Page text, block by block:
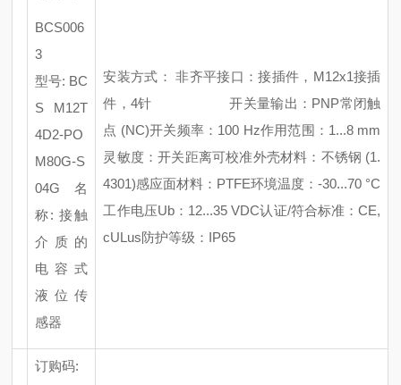
BCS006
3
型号: BC
S M12T
4D2-PO
M80G-S
04G 名
称: 接触
介质的
电容式
液位传
感器
安装方式： 非齐平接口：接插件， M12x1接插
件，4针开关量输出： PNP常闭触
点 (NC)开关频率： 100 Hz作用范围： 1...8 mm
灵敏度：开关距离可校准外壳材料：不锈钢 (1.
4301)感应面材料： PTFE环境温度：-30...70 °C
工作电压Ub：12...35 VDC认证/符合标准：CE,
cULus防护等级： IP65
订购码: